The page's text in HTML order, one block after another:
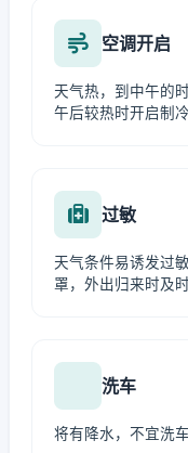
空调开启
天气热，到中午的
午后较热时开启制冷
过敏
天气条件易诱发过
罩，外出归来时及
洗车
将有降水，不宜洗